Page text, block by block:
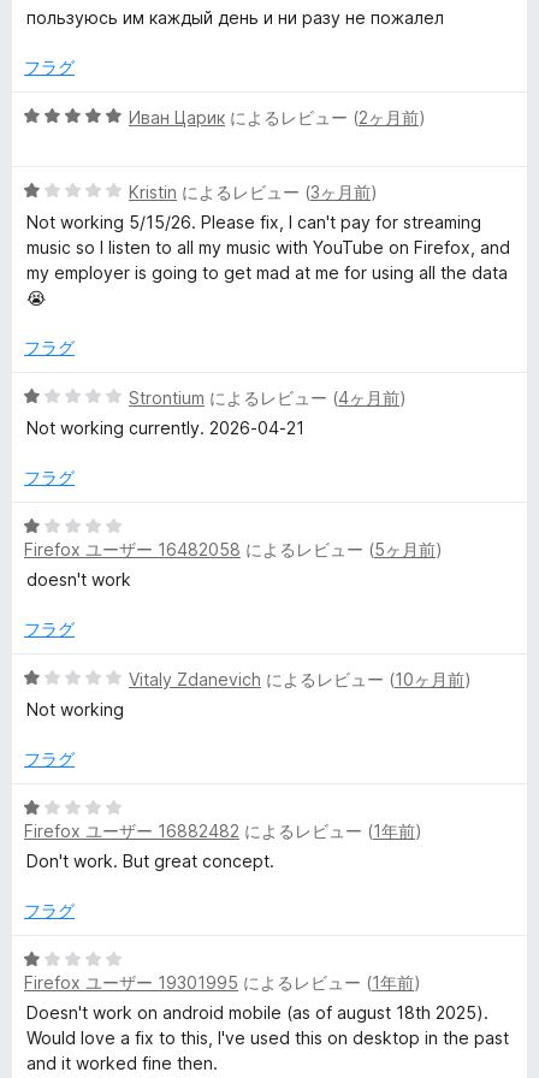
価
段
中
の
пользуюсь им каждый день и ни разу не пожалел
フラグ
5
中
5
の
評
価
Иван Царик によるレビュー (2ヶ月前)
5
段
階
中
1
評
Kristin によるレビュー (3ヶ月前)
Not working 5/15/26. Please fix, I can't pay for streaming
music so I listen to all my music with YouTube on Firefox, and
my employer is going to get mad at me for using all the data
😭
フラグ
5
段
中
の
評
価
Strontium によるレビュー (4ヶ月前)
Not working currently. 2026-04-21
フラグ
5
段
階
1
評
価
Firefox ユーザー 16482058 によるレビュー (5ヶ月前)
doesn't work
フラグ
5
段
中
の
評
価
Vitaly Zdanevich によるレビュー (10ヶ月前)
Not working
フラグ
5
段
階
1
評
価
Firefox ユーザー 16882482 によるレビュー (1年前)
Don't work. But great concept.
フラグ
5
段
階
中
1
Firefox ユーザー 19301995 によるレビュー (1年前)
Doesn't work on android mobile (as of august 18th 2025).
Would love a fix to this, I've used this on desktop in the past
and it worked fine then.